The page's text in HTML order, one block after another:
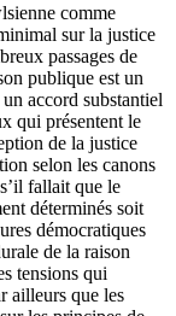
comme
sur la justice
passages de
publique est un
accord substantiel
qui présentent le
de la justice
selon les canons
fallait que le
déterminés soit
démocratiques
de la raison
tensions qui
ailleurs que les